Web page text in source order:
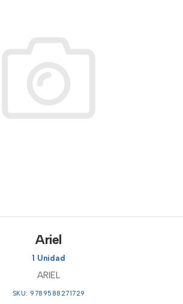
Ariel
1 Unidad
ARIEL
SKU: 9789588271729